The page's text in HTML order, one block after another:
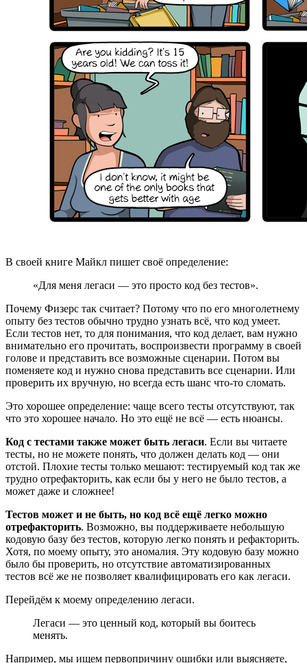
В своей книге Майкл пишет своё определение:
«Для меня легаси — это просто код без тестов».
Почему Физерс так считает? Потому что по его многолетнему
опыту без тестов обычно трудно узнать всё, что код умеет.
Если тестов нет, то для понимания, что код делает, вам нужно
внимательно его прочитать, воспроизвести программу в своей
голове и представить все возможные сценарии. Потом вы
поменяете код и нужно снова представить все сценарии. Или
проверить их вручную, но всегда есть шанс что-то сломать.
Это хорошее определение: чаще всего тесты отсутствуют, так
что это хорошее начало. Но это ещё не всё — есть нюансы.
Код с тестами также может быть легаси. Если вы читаете
тесты, но не можете понять, что должен делать код — они
отстой. Плохие тесты только мешают: тестируемый код так же
трудно отрефакторить, как если бы у него не было тестов, а
может даже и сложнее!
Тестов может и не быть, но код всё ещё легко можно
отрефакторить. Возможно, вы поддерживаете небольшую
кодовую базу без тестов, которую легко понять и рефакторить.
Хотя, по моему опыту, это аномалия. Эту кодовую базу можно
было бы проверить, но отсутствие автоматизированных
тестов всё же не позволяет квалифицировать его как легаси.
Перейдём к моему определению легаси.
Легаси — это ценный код, который вы боитесь
менять.
Например, мы ищем первопричину ошибки или выясняете,